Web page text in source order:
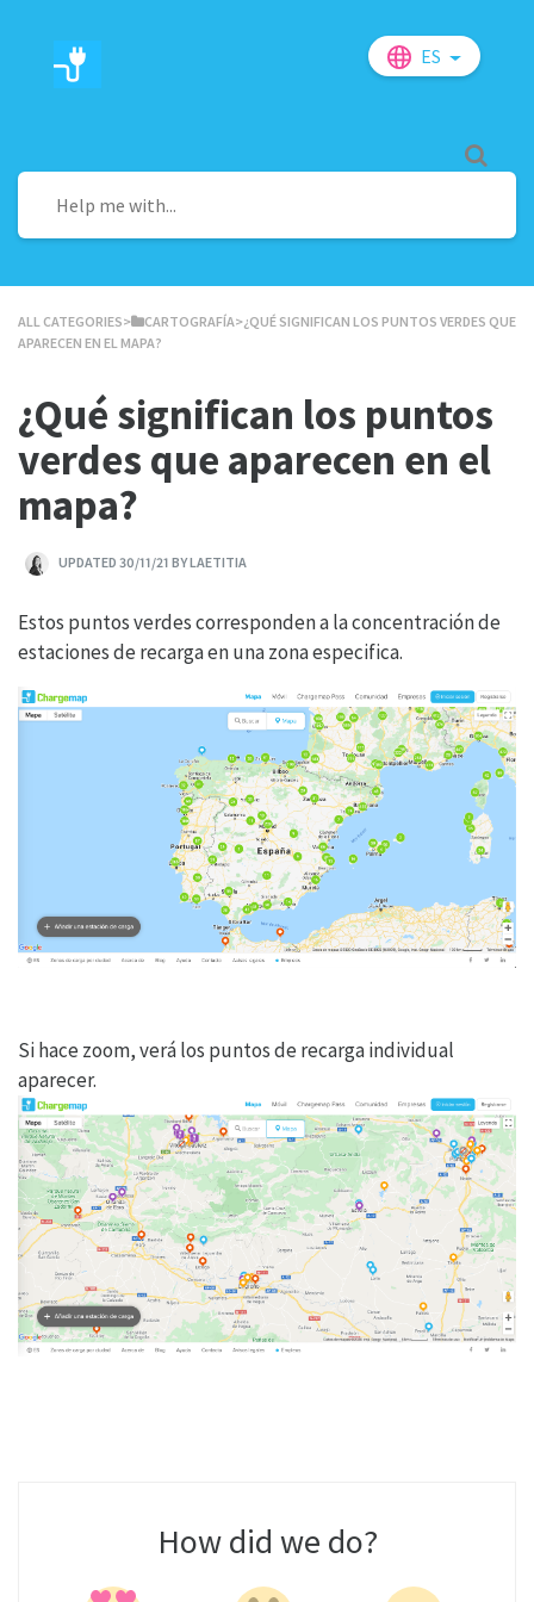
ES
ALL CATEGORIES​>​ ​CARTOGRAFÍA​>​ ¿QUÉ SIGNIFICAN LOS PUNTOS VERDES QUE
APARECEN EN EL MAPA?
¿Qué significan los puntos
verdes que aparecen en el
mapa?
UPDATED 30/11/21 BY LAETITIA
Estos puntos verdes corresponden a la concentración de
estaciones de recarga en una zona especifica.
Si hace zoom, verá los puntos de recarga individual
aparecer.
How did we do?